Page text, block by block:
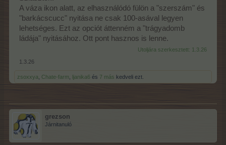
A váza ikon alatt, az elhasználódó fülön a "szerszám" és
"barkácscucc" nyitása ne csak 100-asával legyen
lehetséges. Ezt az opciót áttenném a "trágyadomb
ládája" nyitásához. Ott pont hasznos is lenne.
Utoljára szerkesztett: 1.3.26
1.3.26
zsoxxya Chate-farm ljanika6 és 7 más kedveli ezt.
grezson
Járnitanuló